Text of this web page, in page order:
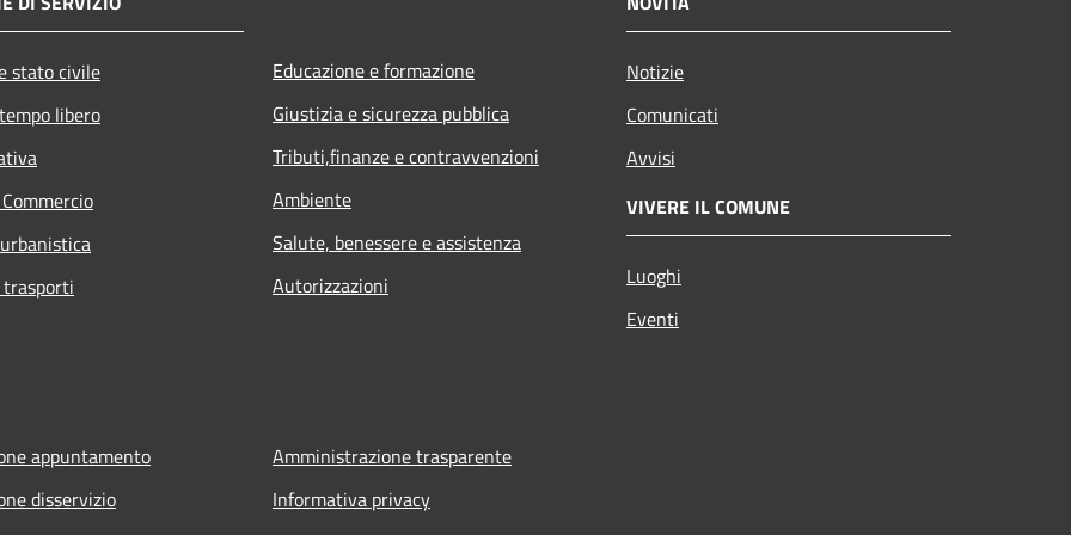
stato civile
libero
Educazione e formazione
Giustizia e sicurezza pubblica
Tributi,finanze e contravvenzioni
Ambiente
Salute, benessere e assistenza
Autorizzazioni
Notizie
Comunicati
Avvisi
VIVERE IL COMUNE
Luoghi
Eventi
appuntamento
disservizio
Amministrazione trasparente
Informativa privacy